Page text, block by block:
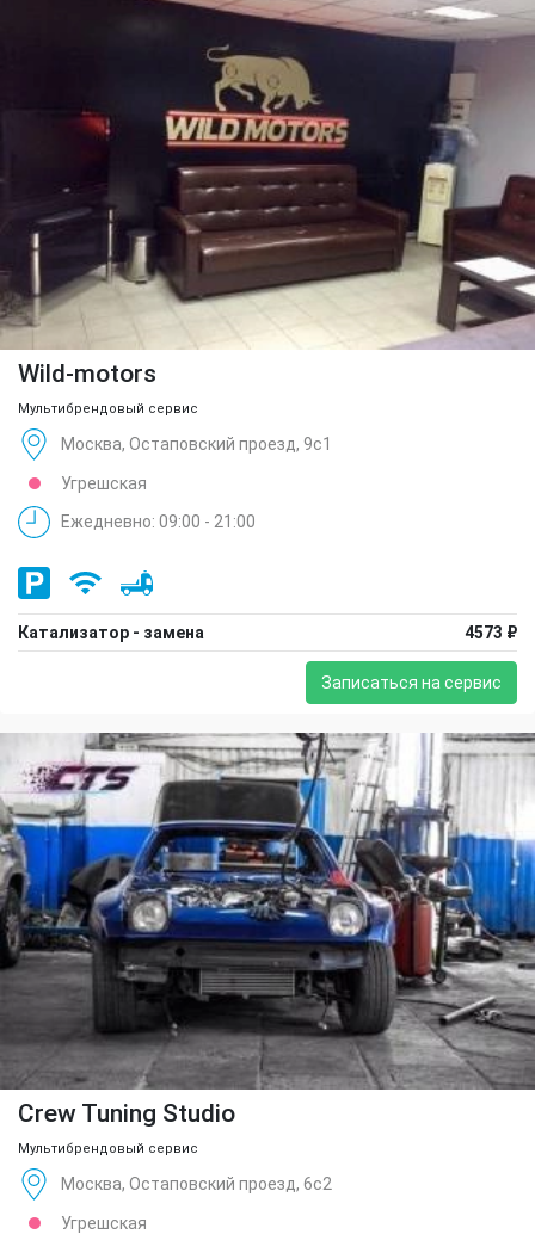
Wild-motors
Мультибрендовый сервис
Москва, Остаповский проезд, 9с1
Угрешская
Ежедневно: 09:00 - 21:00
Катализатор - замена 4573 ₽
Записаться на сервис
Crew Tuning Studio
Мультибрендовый сервис
Москва, Остаповский проезд, 6с2
Угрешская